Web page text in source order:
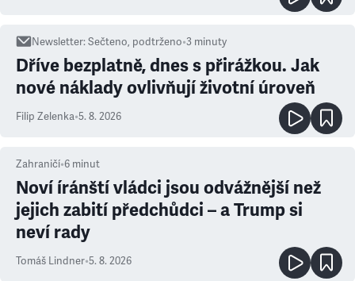
Newsletter:Sečteno, podtrženo•3 minuty
Dříve bezplatně, dnes s přirážkou. Jak
nové náklady ovlivňují životní úroveň
Filip Zelenka•5. 8. 2026
Zahraničí•6 minut
Noví íránští vládci jsou odvážnější než
jejich zabití předchůdci – a Trump si
neví rady
Tomáš Lindner•5. 8. 2026